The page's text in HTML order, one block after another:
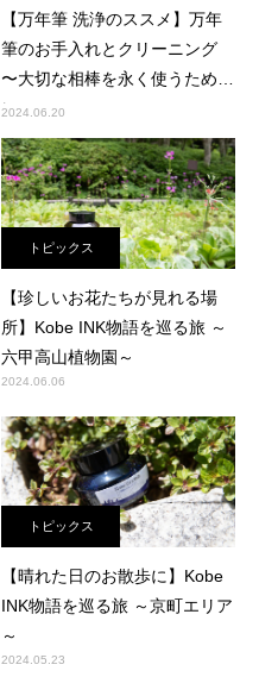
【万年筆 洗浄のススメ】万年
筆のお手入れとクリーニング
〜大切な相棒を永く使うため
に〜
2024.06.20
トピックス
【珍しいお花たちが見れる場
所】Kobe INK物語を巡る旅 ～
六甲高山植物園～
2024.06.06
トピックス
【晴れた日のお散歩に】Kobe
INK物語を巡る旅 ～京町エリア
～
2024.05.23